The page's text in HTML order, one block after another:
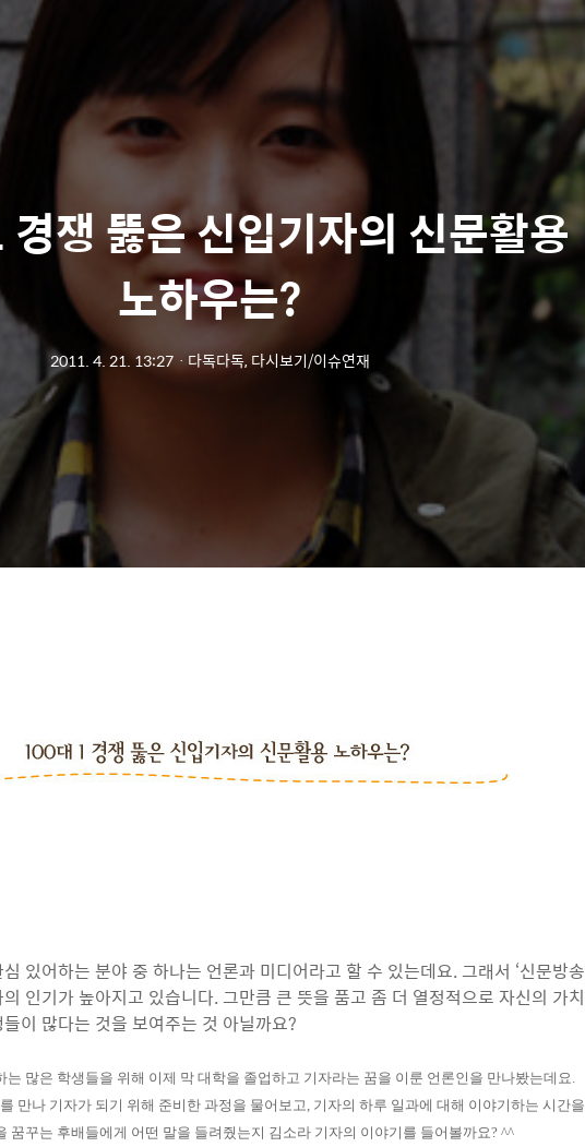
쟁 뚫은 신입기자의 신문활용
노하우는?
2011. 4. 21. 13:27ㆍ다독다독, 다시보기/이슈연재
있어하는 분야 중 하나는 언론과 미디어라고 할 수 있는데요. 그래서 ‘신문방송
인기가 높아지고 있습니다. 그만큼 큰 뜻을 품고 좀 더 열정적으로 자신의 가치
이 많다는 것을 보여주는 것 아닐까요?
는 많은 학생들을 위해 이제 막 대학을 졸업하고 기자라는 꿈을 이룬 언론인을 만나봤는데요.
만나 기자가 되기 위해 준비한 과정을 물어보고, 기자의 하루 일과에 대해 이야기하는 시간을
꿈꾸는 후배들에게 어떤 말을 들려줬는지 김소라 기자의 이야기를 들어볼까요? ^^